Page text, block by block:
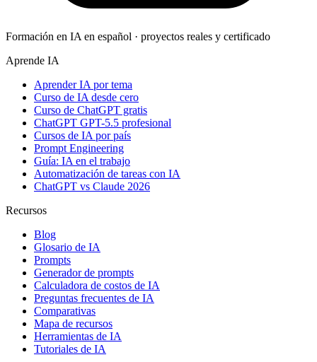
Formación en IA en español · proyectos reales y certificado
Aprende IA
Aprender IA por tema
Curso de IA desde cero
Curso de ChatGPT gratis
ChatGPT GPT-5.5 profesional
Cursos de IA por país
Prompt Engineering
Guía: IA en el trabajo
Automatización de tareas con IA
ChatGPT vs Claude 2026
Recursos
Blog
Glosario de IA
Prompts
Generador de prompts
Calculadora de costos de IA
Preguntas frecuentes de IA
Comparativas
Mapa de recursos
Herramientas de IA
Tutoriales de IA